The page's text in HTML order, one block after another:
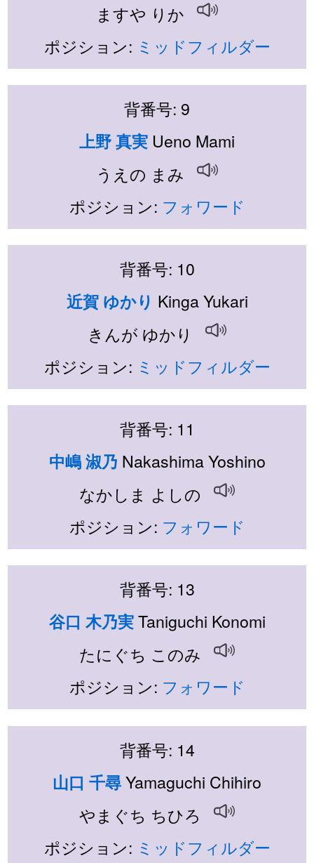
ますや りか
ポジション: ミッドフィルダー
背番号: 9
上野 真実 Ueno Mami
うえの まみ
ポジション: フォワード
背番号: 10
近賀 ゆかり Kinga Yukari
きんが ゆかり
ポジション: ミッドフィルダー
背番号: 11
中嶋 淑乃 Nakashima Yoshino
なかしま よしの
ポジション: フォワード
背番号: 13
谷口 木乃実Taniguchi Konomi
たにぐち このみ
ポジション: フォワード
背番号: 14
山口 千尋Yamaguchi Chihiro
やまぐち ちひろ
ポジション: ミッドフィルダー